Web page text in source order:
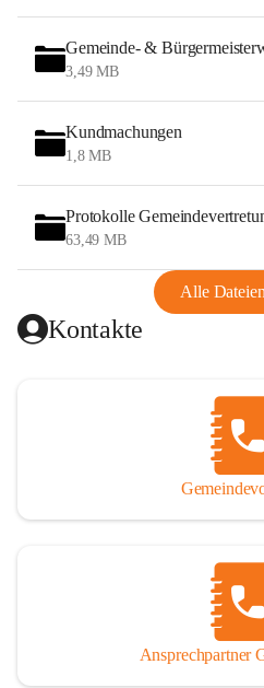
Gemeinde- &
3,49 MB
Kundmachungen
1,8 MB
Protokolle
63,49 MB
Alle
Kontakte
Ansprechpartner